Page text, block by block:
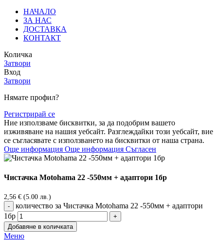
НАЧАЛО
ЗА НАС
ДОСТАВКА
КОНТАКТ
Количка
Затвори
Вход
Затвори
Нямате профил?
Регистрирай се
Ние използваме бисквитки, за да подобрим вашето
изживяване на нашия уебсайт. Разглеждайки този уебсайт, вие
се съгласявате с използването на бисквитки от наша страна.
Още информация Още информация Съгласен
Чистачка Motohama 22 -550мм + адаптори 1бр
2,56 € (5.00 лв.)
количество за Чистачка Motohama 22 -550мм + адаптори
1бр
Добавяне в количката
Меню